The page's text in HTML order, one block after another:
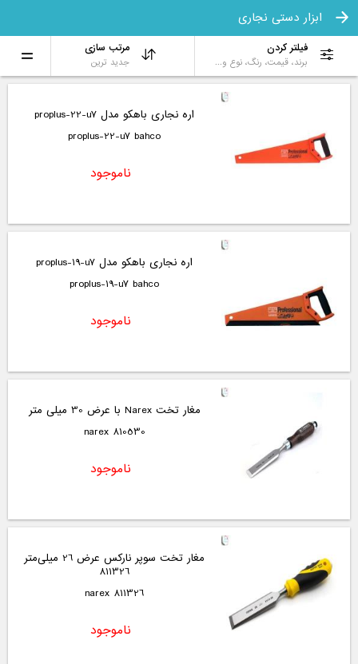
ابزار دستی نجاری
فیلتر کردن
برند، قیمت، رنگ، نوع و...
مرتب سازی
جدید ترین
اره نجاری باهکو مدل proplus-22-u7
proplus-22-u7 bahco
ناموجود
اره نجاری باهکو مدل proplus-19-u7
proplus-19-u7 bahco
ناموجود
مغار تخت Narex با عرض 30 میلی متر
810530 narex
ناموجود
مغار تخت سوپر نارکس عرض 26 میلی‌متر
811326
811326 narex
ناموجود